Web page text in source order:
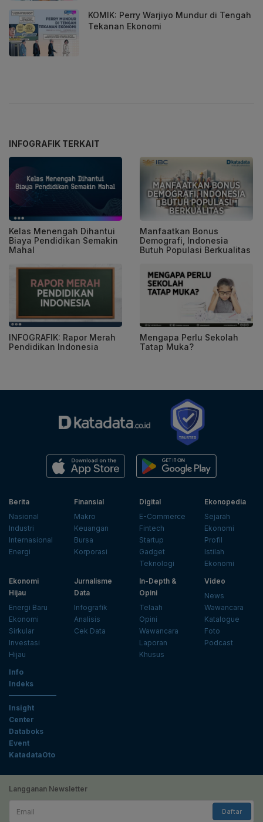
KOMIK: Perry Warjiyo Mundur di Tengah
Tekanan Ekonomi
INFOGRAFIK TERKAIT
Kelas Menengah Dihantui
Biaya Pendidikan Semakin
Mahal
Manfaatkan Bonus
Demografi, Indonesia
Butuh Populasi Berkualitas
INFOGRAFIK: Rapor Merah
Pendidikan Indonesia
Mengapa Perlu Sekolah
Tatap Muka?
Berita
Nasional
Industri
Internasional
Energi
Finansial
Makro
Keuangan
Bursa
Korporasi
Digital
E-Commerce
Fintech
Startup
Gadget
Teknologi
Ekonopedia
Sejarah
Ekonomi
Profil
Istilah
Ekonomi
Ekonomi
Hijau
Energi Baru
Ekonomi
Sirkular
Investasi
Hijau
Jurnalisme
Data
Infografik
Analisis
Cek Data
In-Depth &
Opini
Telaah
Opini
Wawancara
Laporan
Khusus
Video
News
Wawancara
Katalogue
Foto
Podcast
Info
Indeks
Insight
Center
Databoks
Event
KatadataOto
Langganan Newsletter
Daftar